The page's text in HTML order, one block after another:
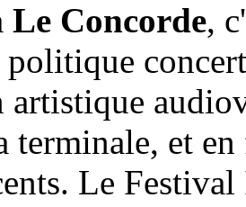
Le Concorde,
artistique
terminale, et
Le